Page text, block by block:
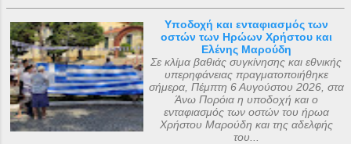
Υποδοχή και ενταφιασμός των
οστών των Ηρώων Χρήστου και
Ελένης Μαρούδη
Σε κλίμα βαθιάς συγκίνησης και εθνικής
υπερηφάνειας πραγματοποιήθηκε
σήμερα, Πέμπτη 6 Αυγούστου 2026, στα
Άνω Πορόια η υποδοχή και ο
ενταφιασμός των οστών του ήρωα
Χρήστου Μαρούδη και της αδελφής
του...